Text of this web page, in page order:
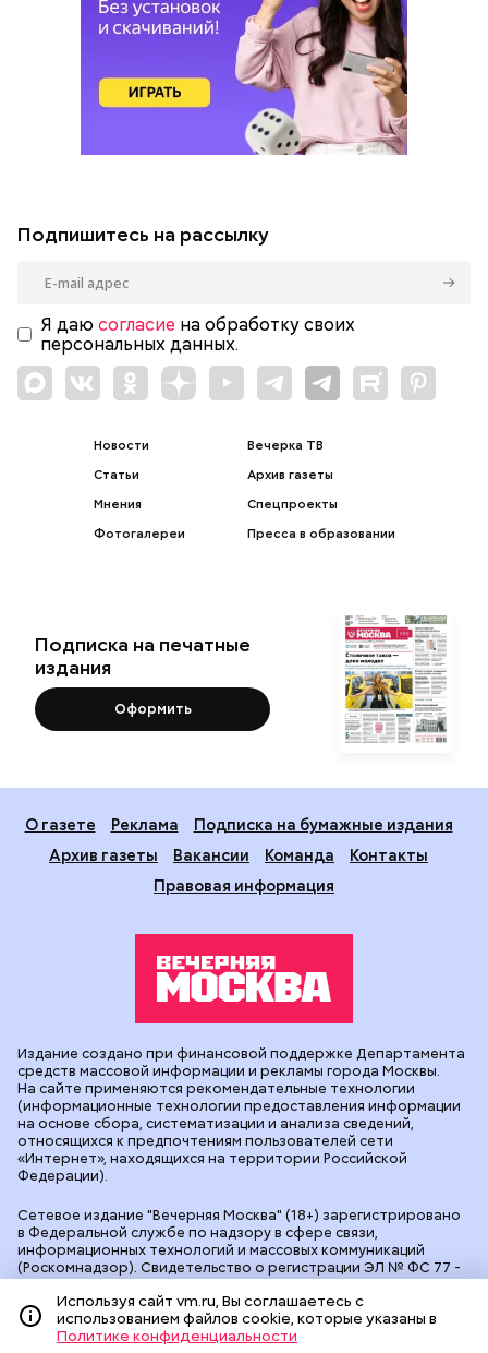
Подпишитесь на рассылку
Я даю согласие на обработку своих
персональных данных.
Новости
Статьи
Мнения
Фотогалереи
Вечерка ТВ
Архив газеты
Спецпроекты
Пресса в образовании
Подписка на печатные
издания
Оформить
О газете Реклама
Подписка на бумажные издания
Архив газеты
Вакансии Команда
Контакты
Правовая информация
Сетевое издание "Вечерняя Москва" (18+) зарегистрировано
в Федеральной службе по надзору в сфере связи,
информационных технологий и массовых коммуникаций
(Роскомнадзор). Свидетельство о регистрации ЭЛ № ФС 77 -
90524 от 09.12.2025. Учредитель: АО "Редакция газеты
"Вечерняя Москва". Главный редакторvm.ru: Александр
Геннадьевич Глуходедов. Адрес редакции: 127015, г.Москва,
Бумажный пр-д, д. 14, стр. 2. Телефон:+7(499)557-04-24
Издание создано при финансовой поддержке Департамента
средств массовой информации и рекламы города Москвы.
На сайте применяются рекомендательные технологии
(информационные технологии предоставления информации
на основе сбора, систематизации и анализа сведений,
относящихся к предпочтениям пользователей сети
«Интернет», находящихся на территории Российской
Федерации).
Используя сайт vm.ru, Вы соглашаетесь с
использованием файлов cookie, которые указаны в
Политике конфиденциальности